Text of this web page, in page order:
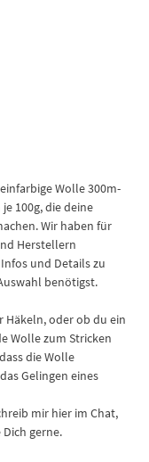
Wolle 300m-
100g, die deine
Wir haben für
Herstellern
und Details zu
benötigst.
Häkeln, oder ob du ein
Wolle zum Stricken
die Wolle
Gelingen eines
mir hier im Chat,
gerne.